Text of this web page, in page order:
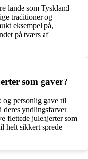
lande som Tyskland
traditioner og
eksempel på,
på tværs af
som gaver?
og personlig gave til
deres yndlingsfarver
flettede julehjerter som
helt sikkert sprede